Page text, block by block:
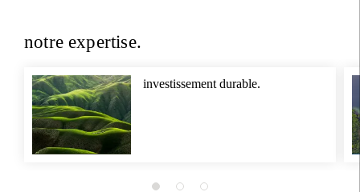
notre expertise.
investissement durable.
Email